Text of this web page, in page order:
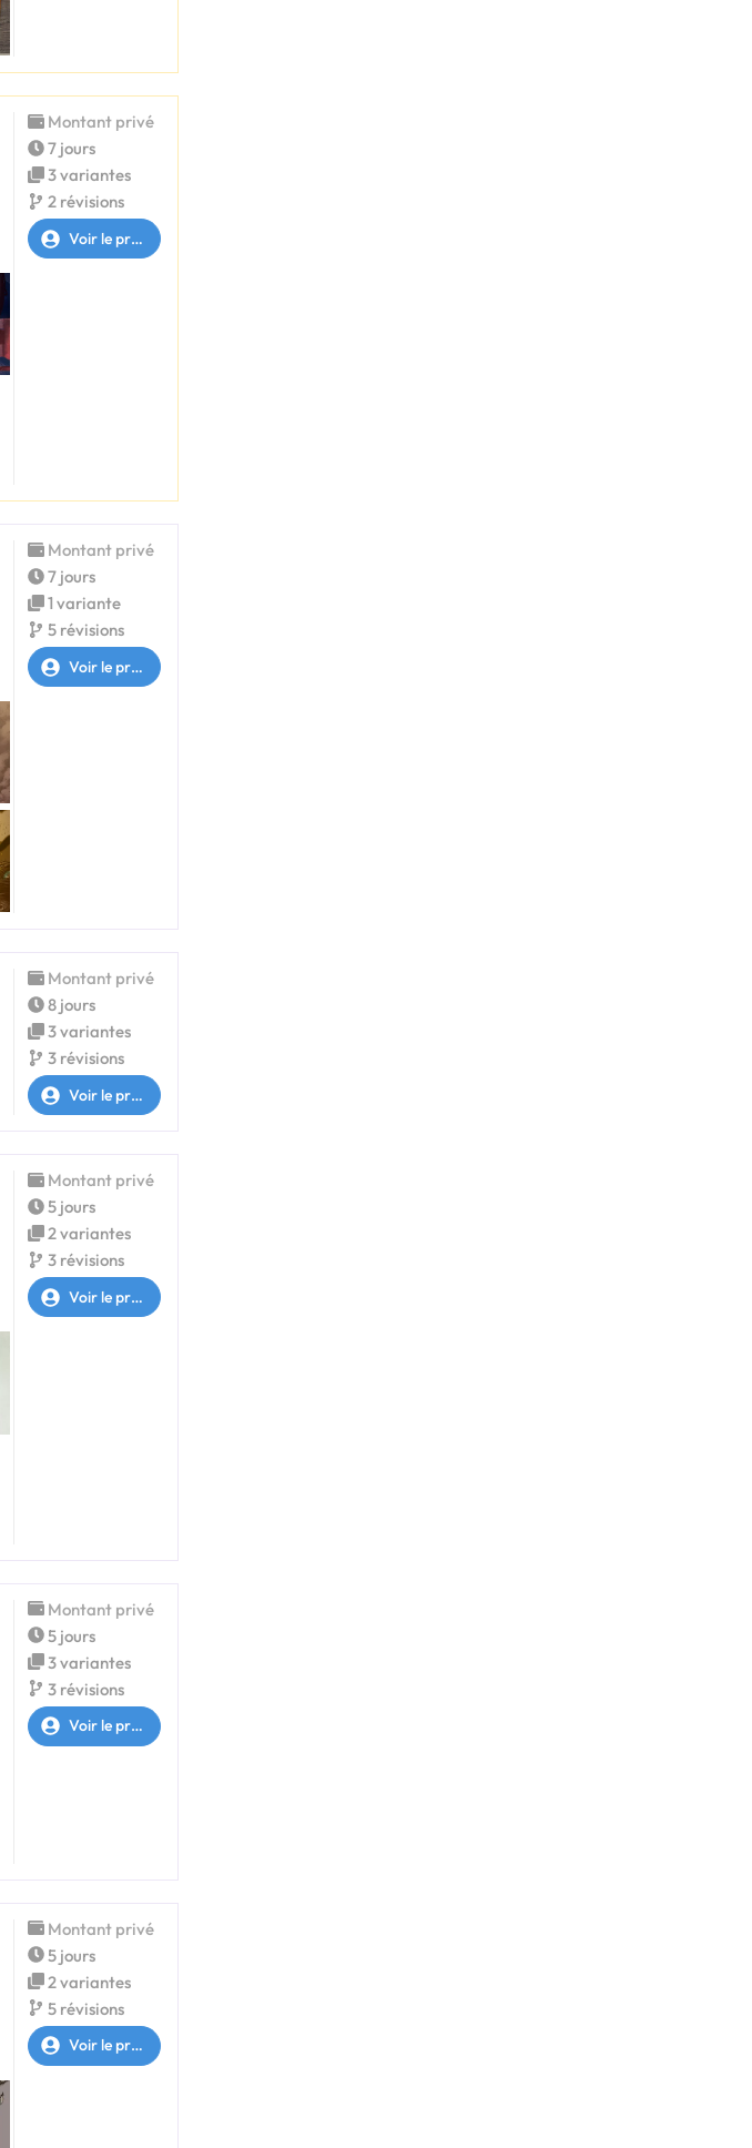
Montant privé
7 jours
3 variantes
2 révisions
Voir le profil
Montant privé
7 jours
1 variante
5 révisions
Voir le profil
Montant privé
8 jours
3 variantes
3 révisions
Voir le profil
Montant privé
5 jours
2 variantes
3 révisions
Voir le profil
Montant privé
5 jours
3 variantes
3 révisions
Voir le profil
Montant privé
5 jours
2 variantes
5 révisions
Voir le profil